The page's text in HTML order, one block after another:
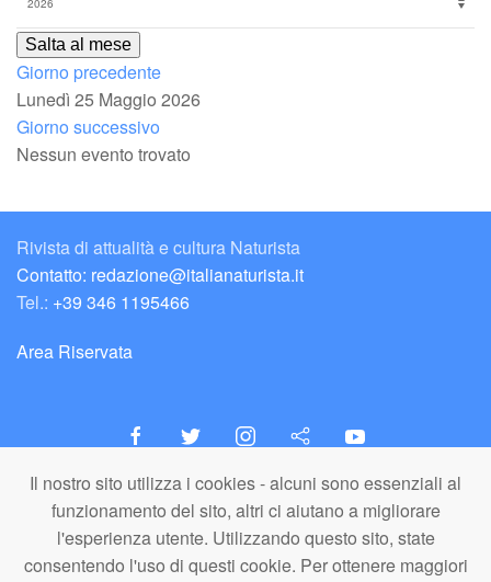
Il nostro sito utilizza i cookies - alcuni sono essenziali al
funzionamento del sito, altri ci aiutano a migliorare
l'esperienza utente. Utilizzando questo sito, state
consentendo l'uso di questi cookie. Per ottenere maggiori
Salta al mese
Giorno precedente
Lunedì 25 Maggio 2026
Giorno successivo
Nessun evento trovato
Rivista di attualità e cultura Naturista
Contatto: redazione@italianaturista.it
Tel.: +39 346 1195466
Area Riservata
italiaNATURISTA
Editore e Redazione
A.N.ITA. Associazione Naturista Italiana (APS)
C.F. 80203710159